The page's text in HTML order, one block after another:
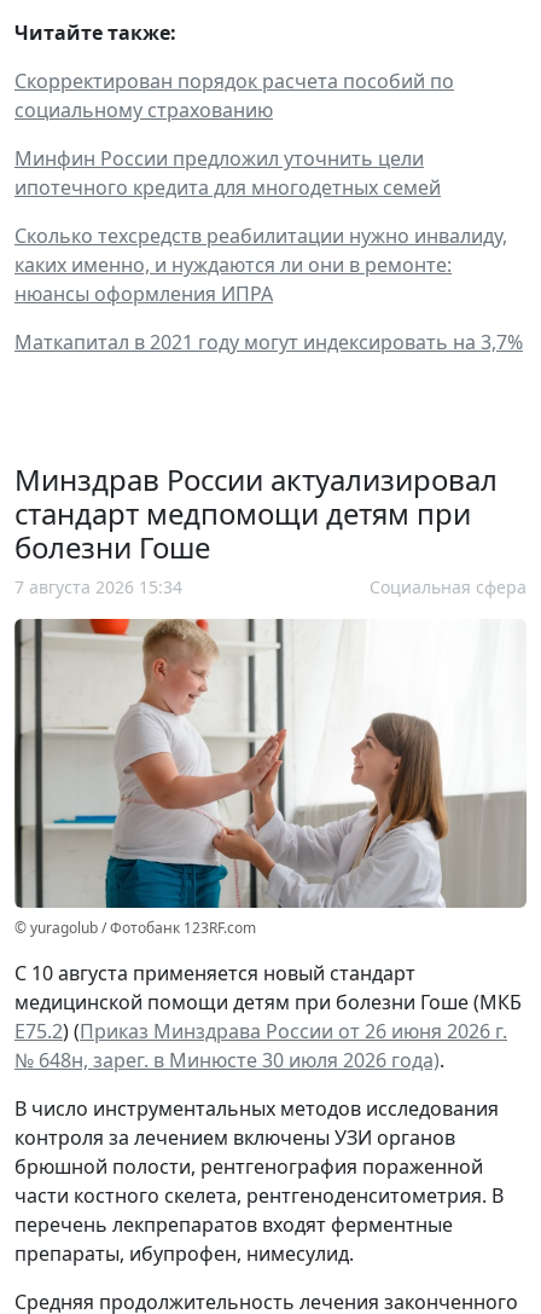
Читайте также:
Скорректирован порядок расчета пособий по
социальному страхованию
Минфин России предложил уточнить цели
ипотечного кредита для многодетных семей
Сколько техсредств реабилитации нужно инвалиду,
каких именно, и нуждаются ли они в ремонте:
нюансы оформления ИПРА
Маткапитал в 2021 году могут индексировать на 3,7%
Минздрав России актуализировал
стандарт медпомощи детям при
болезни Гоше
7 августа 2026 15:34 Социальная сфера
© yuragolub / Фотобанк 123RF.com
С 10 августа применяется новый стандарт
медицинской помощи детям при болезни Гоше (МКБ
Е75.2) (Приказ Минздрава России от 26 июня 2026 г.
№ 648н, зарег. в Минюсте 30 июля 2026 года).
В число инструментальных методов исследования
контроля за лечением включены УЗИ органов
брюшной полости, рентгенография пораженной
части костного скелета, рентгеноденситометрия. В
перечень лекпрепаратов входят ферментные
препараты, ибупрофен, нимесулид.
Средняя продолжительность лечения законченного